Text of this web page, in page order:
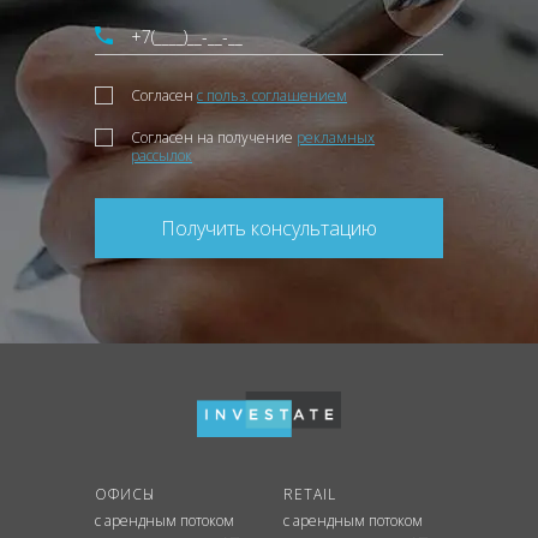
Согласен с польз. соглашением
Согласен на получение рекламных
рассылок
Получить консультацию
ОФИСЫ
с арендным потоком
RETAIL
с арендным потоком